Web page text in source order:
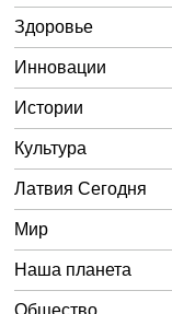
Здоровье
Инновации
Истории
Культура
Латвия Сегодня
Мир
Наша планета